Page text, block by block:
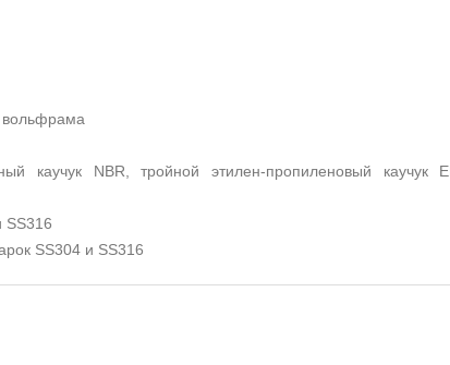
вольфрама
каучук NBR, тройной этилен-пропиленовый
SS316
SS304 и SS316